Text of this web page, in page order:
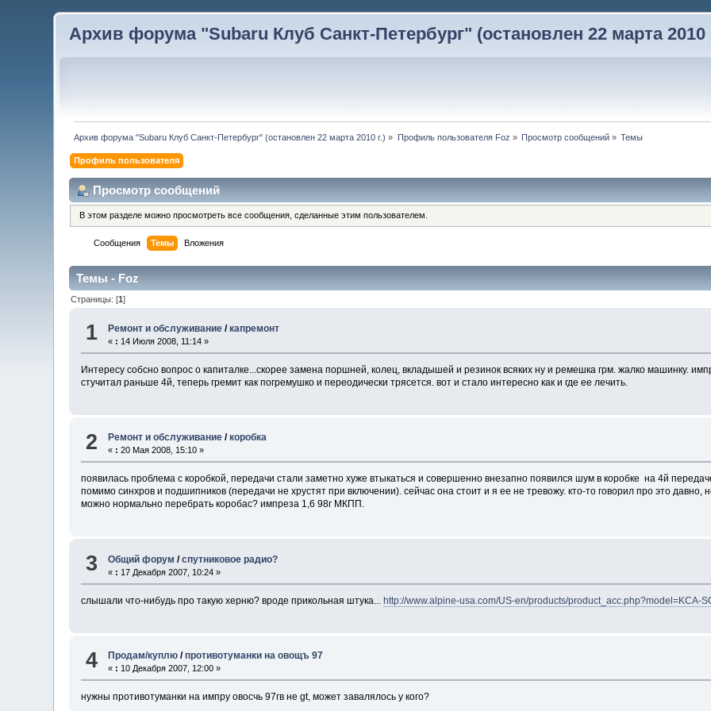
Архив форума "Subaru Клуб Санкт-Петербург" (остановлен 22 марта 2010
Архив форума "Subaru Клуб Санкт-Петербург" (остановлен 22 марта 2010 г.) » Профиль пользователя Foz » Просмотр сообщений » Темы
Профиль пользователя
Просмотр сообщений
В этом разделе можно просмотреть все сообщения, сделанные этим пользователем.
Сообщения Темы Вложения
Темы - Foz
Страницы: [1]
1 Ремонт и обслуживание /капремонт
« : 14 Июля 2008, 11:14 »
Интересу собсно вопрос о капиталке...скорее замена поршней, колец, вкладышей и резинок всяких ну и ремешка грм. жалко машинку.
стучитал раньше 4й, теперь гремит как погремушко и переодически трясется. вот и стало интересно как и где ее лечить.
2 Ремонт и обслуживание /коробка
« : 20 Мая 2008, 15:10 »
появилась проблема с коробкой, передачи стали заметно хуже втыкаться и совершенно внезапно появился шум в коробке на 4й
помимо синхров и подшипников (передачи не хрустят при включении). сейчас она стоит и я ее не тревожу. кто-то говорил про это
можно нормально перебрать коробас? импреза 1,6 98г МКПП.
3 Общий форум /спутниковое радио?
« : 17 Декабря 2007, 10:24 »
слышали что-нибудь про такую херню? вроде прикольная штука...http://www.alpine-usa.com/US-en/products/product_acc.php?model=KCA-
4 Продам/куплю /противотуманки на овощъ 97
« : 10 Декабря 2007, 12:00 »
нужны противотуманки на импру овосчь 97гв не gt, может завалялось у кого?